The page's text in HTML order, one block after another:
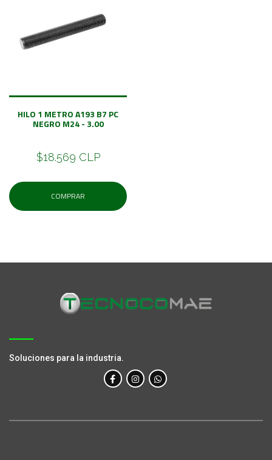
HILO 1 METRO A193 B7 PC
NEGRO M24 - 3.00
$18.569 CLP
COMPRAR
Soluciones para la industria.